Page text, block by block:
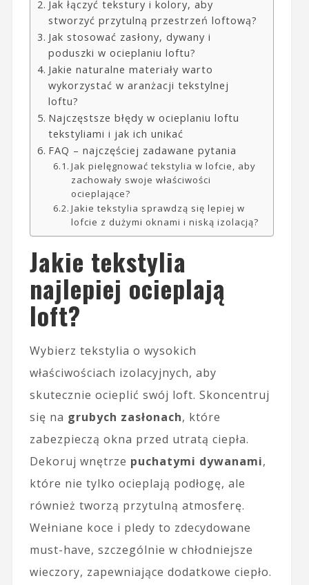
Jak łączyć tekstury i kolory, aby
stworzyć przytulną przestrzeń loftową?
Jak stosować zasłony, dywany i
poduszki w ocieplaniu loftu?
Jakie naturalne materiały warto
wykorzystać w aranżacji tekstylnej
loftu?
Najczęstsze błędy w ocieplaniu loftu
tekstyliami i jak ich unikać
FAQ – najczęściej zadawane pytania
Jak pielęgnować tekstylia w lofcie, aby
zachowały swoje właściwości
ocieplające?
Jakie tekstylia sprawdzą się lepiej w
lofcie z dużymi oknami i niską izolacją?
Jakie tekstylia
najlepiej ocieplają
loft?
Wybierz tekstylia o wysokich
właściwościach izolacyjnych, aby
skutecznie ocieplić swój loft. Skoncentruj
się na grubych zasłonach, które
zabezpieczą okna przed utratą ciepła.
Dekoruj wnętrze puchatymi dywanami,
które nie tylko ocieplają podłogę, ale
również tworzą przytulną atmosferę.
Wełniane koce i pledy to zdecydowane
must-have, szczególnie w chłodniejsze
wieczory, zapewniające dodatkowe ciepło.